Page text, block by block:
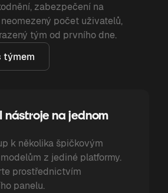
zabezpečení na
počet uživatelů,
tým od prvního dne.
týmem
nástroje na jednom
k několika špičkovým
z jediné platformy.
prostřednictvím
panelu.